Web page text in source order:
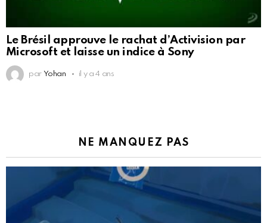
Le Brésil approuve le rachat d’Activision par
Microsoft et laisse un indice à Sony
par Yohan il y a 4 ans
NE MANQUEZ PAS